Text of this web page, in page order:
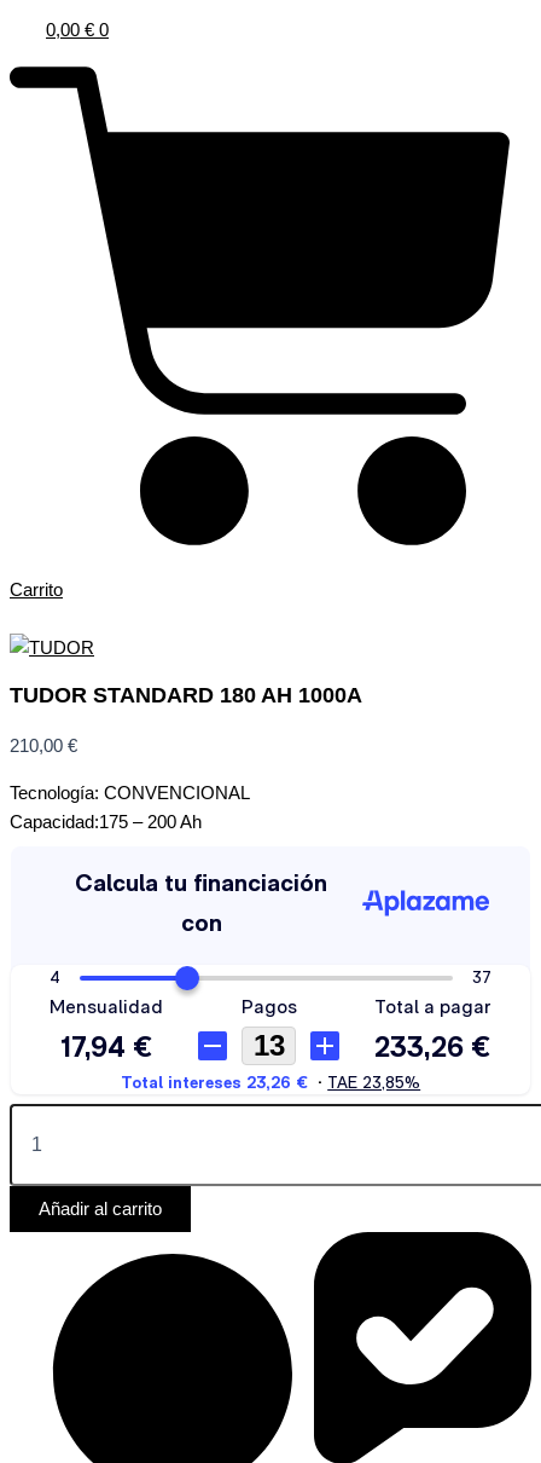
0,00 € 0
Carrito
TUDOR STANDARD 180 AH 1000A
210,00 €
Tecnología: CONVENCIONAL
Capacidad:175 – 200 Ah
Añadir al carrito